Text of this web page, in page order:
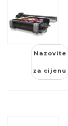
Nazovite
za cijenu